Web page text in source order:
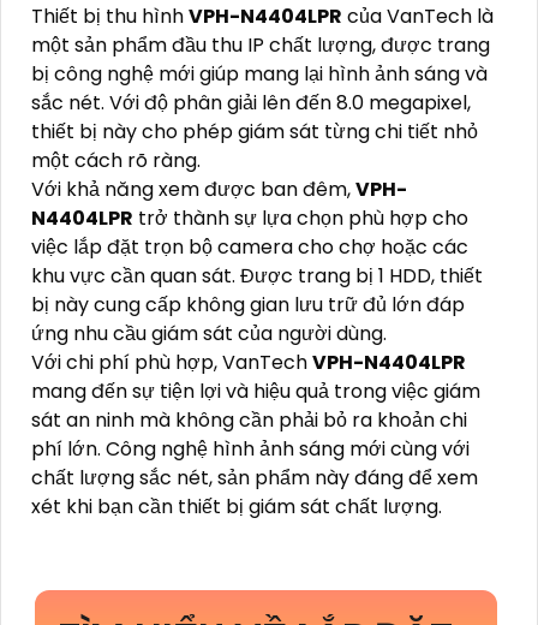
Thiết bị thu hìnhVPH-N4404LPR của VanTech là
một sản phẩm đầu thu IP chất lượng, được trang
bị công nghệ mới giúp mang lại hình ảnh sáng và
sắc nét. Với độ phân giải lên đến 8.0 megapixel,
thiết bị này cho phép giám sát từng chi tiết nhỏ
một cách rõ ràng.
Với khả năng xem được ban đêm,VPH-
N4404LPR trở thành sự lựa chọn phù hợp cho
việc lắp đặt trọn bộ camera cho chợ hoặc các
khu vực cần quan sát. Được trang bị 1 HDD, thiết
bị này cung cấp không gian lưu trữ đủ lớn đáp
ứng nhu cầu giám sát của người dùng.
Với chi phí phù hợp, VanTechVPH-N4404LPR
mang đến sự tiện lợi và hiệu quả trong việc giám
sát an ninh mà không cần phải bỏ ra khoản chi
phí lớn. Công nghệ hình ảnh sáng mới cùng với
chất lượng sắc nét, sản phẩm này đáng để xem
xét khi bạn cần thiết bị giám sát chất lượng.